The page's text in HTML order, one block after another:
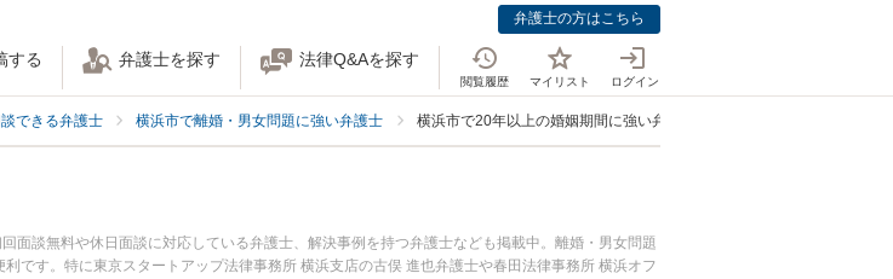
弁護士の方はこちら
する 弁護士を探す 法律Q&Aを探す
閲覧履歴 マイリスト ログイン
できる弁護士 横浜市で離婚・男女問題に強い弁護士 横浜市で20年以上の婚姻期間に強い弁護士
面談無料や休日面談に対応している弁護士、解決事例を持つ弁護士なども掲載中。離婚・男女問題
です。特に東京スタートアップ法律事務所 横浜支店の古俣 進也弁護士や春田法律事務所 横浜オフ